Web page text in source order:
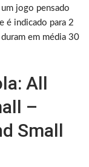
jogo pensado
é indicado para 2
em média 30
All
–
Small